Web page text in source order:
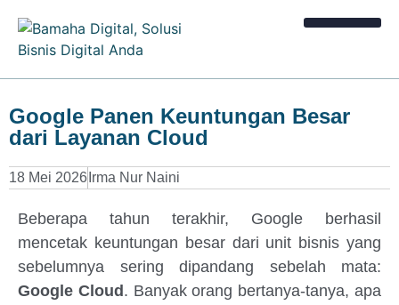
Google Panen Keuntungan Besar
dari Layanan Cloud
18 Mei 2026 Irma Nur Naini
Beberapa tahun terakhir, Google berhasil
mencetak keuntungan besar dari unit bisnis yang
sebelumnya sering dipandang sebelah mata:
Google Cloud . Banyak orang bertanya-tanya, apa